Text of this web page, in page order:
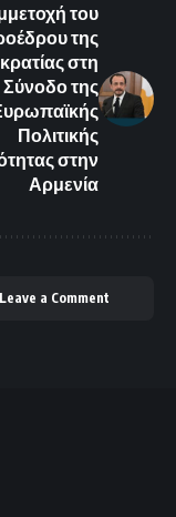
του
της
στη
Σύνοδο της
Πολιτικής
στην
Αρμενία
Leave a Comment